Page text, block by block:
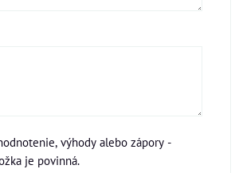
výhody alebo zápory -
je povinná.